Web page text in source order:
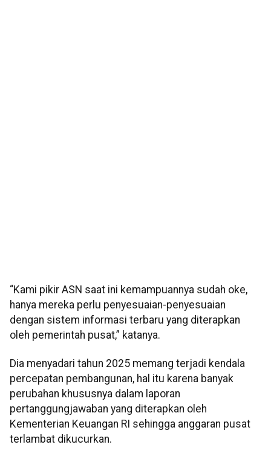
“Kami pikir ASN saat ini kemampuannya sudah oke,
hanya mereka perlu penyesuaian-penyesuaian
dengan sistem informasi terbaru yang diterapkan
oleh pemerintah pusat,” katanya.
Dia menyadari tahun 2025 memang terjadi kendala
percepatan pembangunan, hal itu karena banyak
perubahan khususnya dalam laporan
pertanggungjawaban yang diterapkan oleh
Kementerian Keuangan RI sehingga anggaran pusat
terlambat dikucurkan.